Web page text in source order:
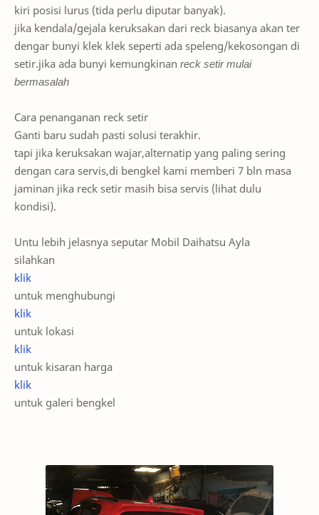
kiri posisi lurus (tida perlu diputar banyak).
jika kendala/gejala keruksakan dari reck biasanya akan ter
dengar bunyi klek klek seperti ada speleng/kekosongan di
setir.jika ada bunyi kemungkinan reck setir mulai
bermasalah
Cara penanganan reck setir
Ganti baru sudah pasti solusi terakhir.
tapi jika keruksakan wajar,alternatip yang paling sering
dengan cara servis,di bengkel kami memberi 7 bln masa
jaminan jika reck setir masih bisa servis (lihat dulu
kondisi).
Untu lebih jelasnya seputar Mobil Daihatsu Ayla
silahkan
klik
untuk menghubungi
klik
untuk lokasi
klik
untuk kisaran harga
klik
untuk galeri bengkel